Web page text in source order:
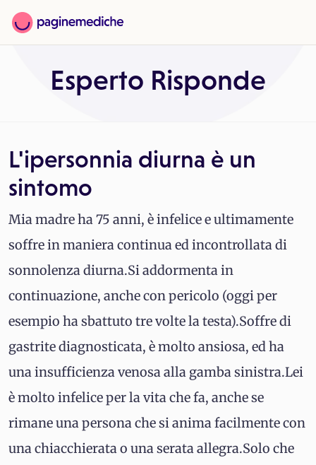
Esperto Risponde
L'ipersonnia diurna è un
sintomo
Mia madre ha 75 anni, è infelice e ultimamente
soffre in maniera continua ed incontrollata di
sonnolenza diurna.Si addormenta in
continuazione, anche con pericolo (oggi per
esempio ha sbattuto tre volte la testa).Soffre di
gastrite diagnosticata, è molto ansiosa, ed ha
una insufficienza venosa alla gamba sinistra.Lei
è molto infelice per la vita che fa, anche se
rimane una persona che si anima facilmente con
una chiacchierata o una serata allegra.Solo che